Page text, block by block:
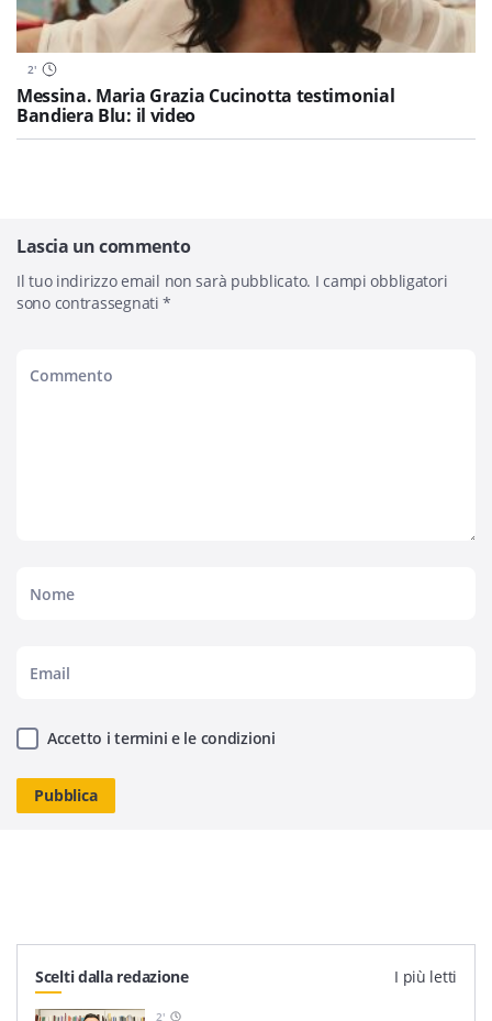
2'
Messina. Maria Grazia Cucinotta testimonial
Bandiera Blu: il video
Lascia un commento
Il tuo indirizzo email non sarà pubblicato. I campi obbligatori
sono contrassegnati*
Accetto i termini e le condizioni
Scelti dalla redazione I più letti
2'